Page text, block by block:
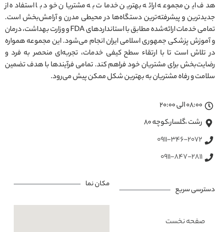
هدف این مجموعه ارائه بهترین خدمات به مشتریان خود با استفاده از
جدیدترین و پیشرفته‌ترین دستگاه‌ها در محیطی مدرن و آرامش‌بخش است.
تمامی خدمات ارائه‌شده مطابق با استانداردهای FDA و وزارت بهداشت، درمان
و آموزش پزشکی جمهوری اسلامی ایران انجام می‌شود. این مجموعه همواره
در تلاش است تا با ارتقاء سطح کیفی خدمات، تجربه‌ای منحصر به فرد و
رضایت‌بخش برای مشتریان خود فراهم کند. تمامی فرآیندها با هدف تضمین
سلامت و رفاه مشتریان به بهترین شکل ممکن پیش می‌رود.
08:00 الی 20:00
رشت ،گلسار،کوچه ۸۰
0911-346-2072
0911-847-2811
دسترسی سریع
صفحه نخست
مکان نما